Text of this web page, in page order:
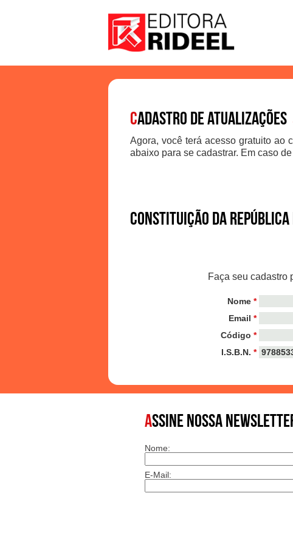
Cadastro de atualizações
Agora, você terá acesso gratuito ao
abaixo para se cadastrar. Em caso
Constituição da
Faça seu cadastro
Nome *
Email *
Código *
I.S.B.N. *
ASSINE NOSSA
Nome:
E-Mail: